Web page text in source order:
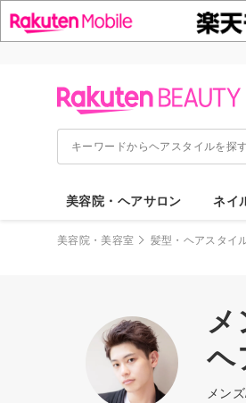
美容院・ヘアサロン ネイ
美容院・美容室 髪型・ヘアスタイ
ヘ
メン